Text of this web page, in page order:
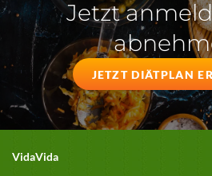
Jetzt
JETZT DIÄTPLAN
VidaVida